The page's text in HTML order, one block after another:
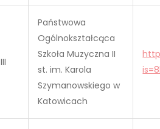
III
Państwowa
Ogólnokształcąca
Szkoła Muzyczna II
st. im. Karola
Szymanowskiego w
Katowicach